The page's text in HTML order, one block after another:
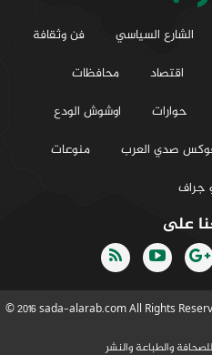
الشارع السياسي
فن وثقافة
اقتصاد
محافظات
حوارات
اوشوش الودع
صدي العرب
منوعات
جراف
على
© 2016 sada-alarab.com All Rights
والطباعة والنشر